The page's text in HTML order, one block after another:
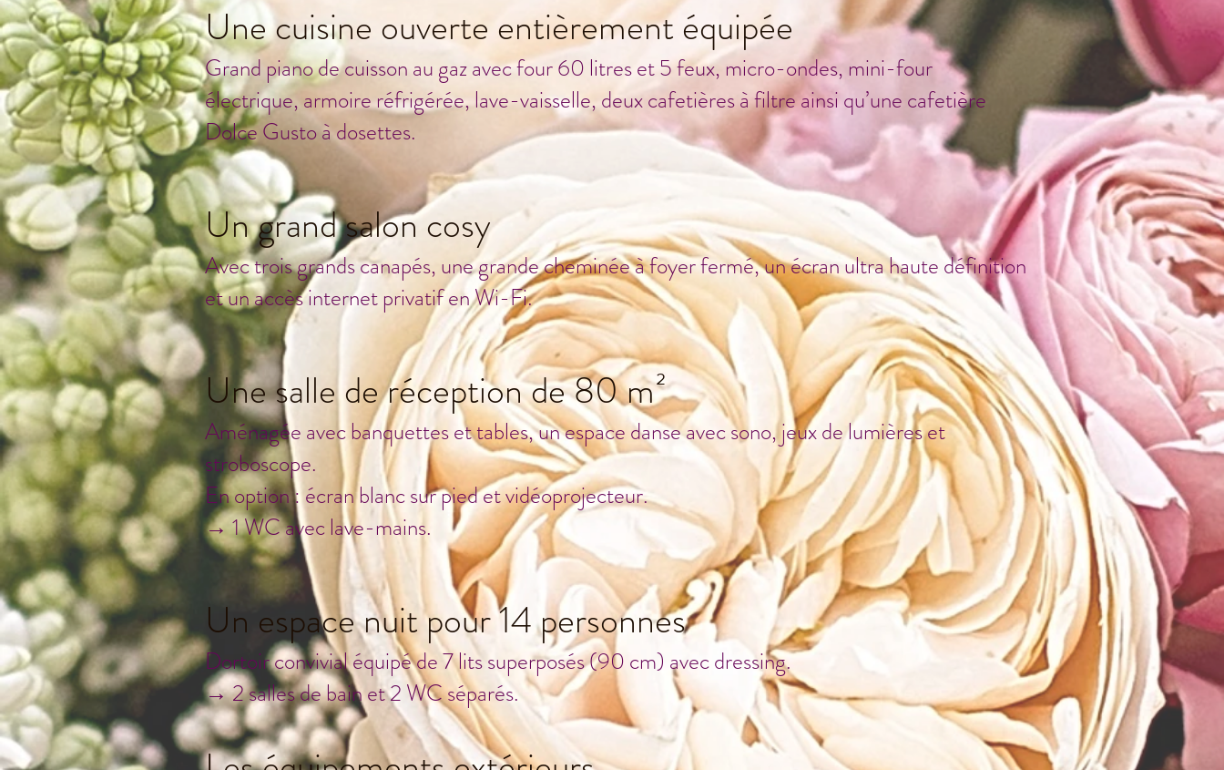
Une cuisine ouverte entièrement équipée
Grand piano de cuisson au gaz avec four 60 litres et 5 feux, micro-ondes, mini-four
électrique, armoire réfrigérée, lave-vaisselle, deux cafetières à filtre ainsi qu’une cafetière
Dolce Gusto à dosettes.
Un grand salon cosy
Avec trois grands canapés, une grande cheminée à foyer fermé, un écran ultra haute définition
et un accès internet privatif en Wi-Fi.
Une salle de réception de 80 m²
Aménagée avec banquettes et tables, un espace danse avec sono, jeux de lumières et
stroboscope.
En option : écran blanc sur pied et vidéoprojecteur.
→ 1 WC avec lave-mains.
Un espace nuit pour 14 personnes
Dortoir convivial équipé de 7 lits superposés (90 cm) avec dressing.
→ 2 salles de bain et 2 WC séparés.